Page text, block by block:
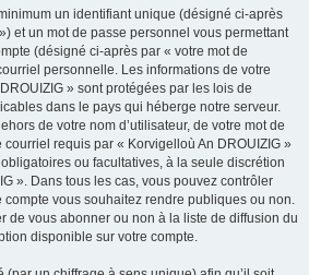
un identifiant unique (désigné ci-après
et un mot de passe personnel vous permettant
(désigné ci-après par « votre mot de
personnelle. Les informations de votre
» sont protégées par les lois de
dans le pays qui héberge notre serveur.
de votre nom d’utilisateur, de votre mot de
requis par « Korvigelloù An DROUIZIG »
ou facultatives, à la seule discrétion
». Dans tous les cas, vous pouvez contrôler
vous souhaitez rendre publiques ou non.
de vous abonner ou non à la liste de diffusion du
disponible sur votre compte.